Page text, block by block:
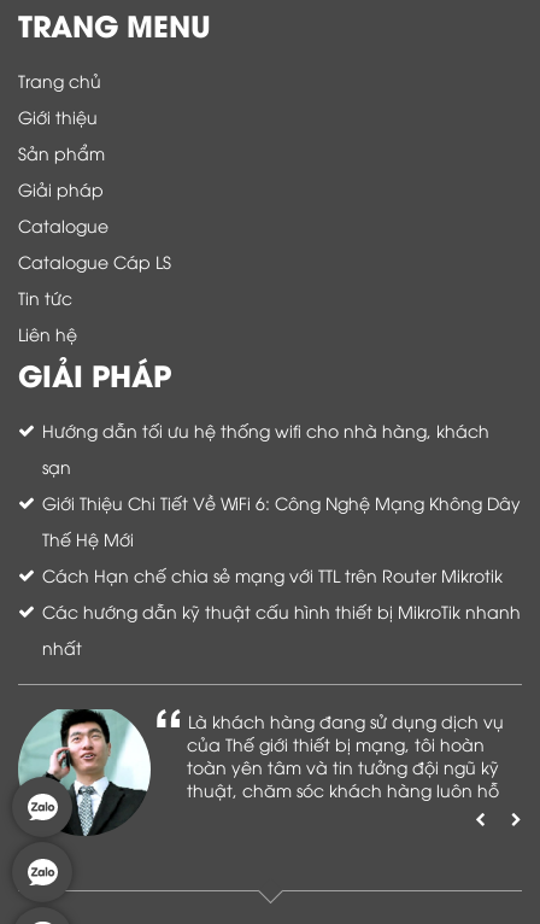
TRANG MENU
Trang chủ
Giới thiệu
Sản phẩm
Giải pháp
Catalogue
Catalogue Cáp LS
Tin tức
Liên hệ
GIẢI PHÁP
Hướng dẫn tối ưu hệ thống wifi cho nhà hàng, khách
sạn
Giới Thiệu Chi Tiết Về WiFi 6: Công Nghệ Mạng Không Dây
Thế Hệ Mới
Cách Hạn chế chia sẻ mạng với TTL trên Router Mikrotik
Các hướng dẫn kỹ thuật cấu hình thiết bị MikroTik nhanh
nhất
Là khách hàng đang sử dụng dịch vụ
của Thế giới thiết bị mạng, tôi hoàn
toàn yên tâm và tin tưởng đội ngũ kỹ
thuật, chăm sóc khách hàng luôn hỗ